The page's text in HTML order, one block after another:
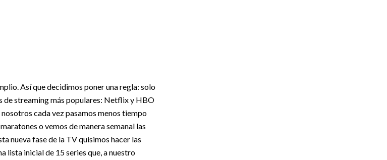
Así que decidimos poner una regla: solo
de streaming más populares: Netflix y HBO
cada vez pasamos menos tiempo
o vemos de manera semanal las
nueva fase de la TV quisimos hacer las
lista inicial de 15 series que, a nuestro